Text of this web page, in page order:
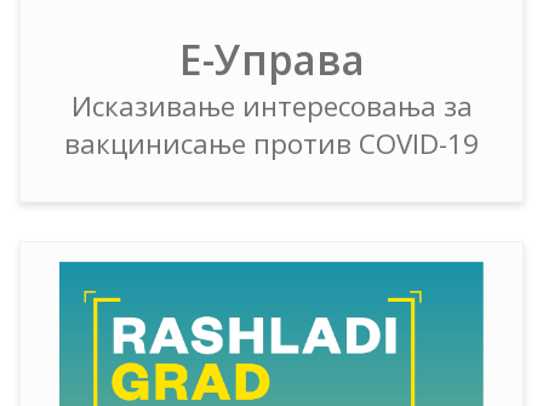
Е-Управа
Исказивање интересовања за
вакцинисање против COVID-19